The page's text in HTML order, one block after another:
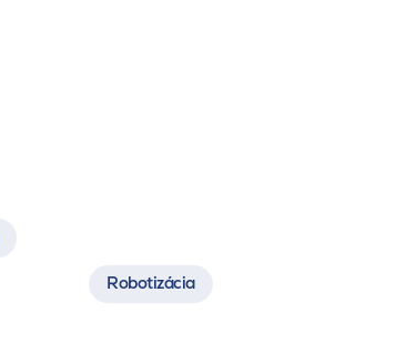
Robotizácia